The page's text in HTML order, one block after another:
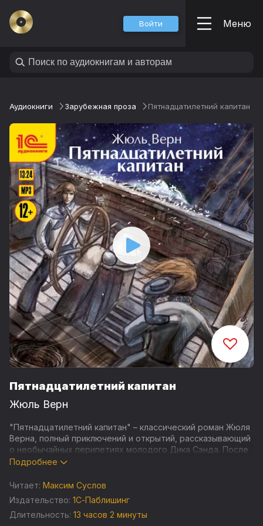
Войти Меню
Аудиокниги Зарубежная проза Пятнадцатилетний капитан
Пятнадцатилетний капитан
Жюль Верн
"Пятнадцатилетний капитан" – классический роман Жюля
Верна, полный приключений и открытий, рассказывающий
о необычайных перипетиях молодого Дика Сэнда. После
трагической гибели экипажа корабля "Пилигрим", Дик,
на себя ответственность за судно и его пассажиров.
Вместе с ним в этом опасном путешествии находятся
пять африканцев, спасенных от работорговцев, и
Подробнее
Читает: Максим Суслов
Издательство: 1С-Паблишинг
Длительность: 13 часов 2 минуты